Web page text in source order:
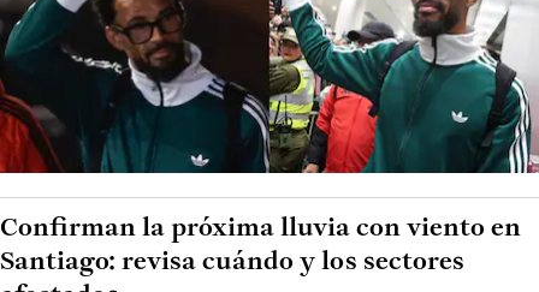
Confirman la próxima lluvia con viento en
Santiago: revisa cuándo y los sectores